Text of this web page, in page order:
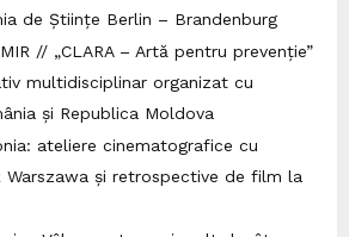
de Științe Berlin – Brandenburg
// „CLARA – Artă pentru prevenție”
multidisciplinar organizat cu
și Republica Moldova
ateliere cinematografice cu
și retrospective de film la